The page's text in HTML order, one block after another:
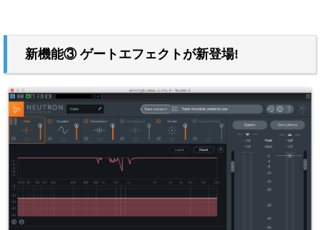
新機能③ ゲートエフェクトが新登場!